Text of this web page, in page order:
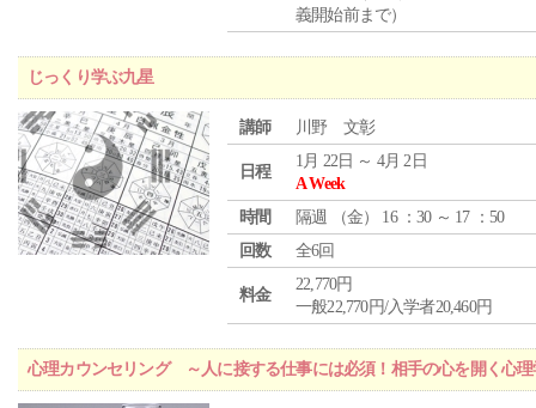
義開始前まで）
じっくり学ぶ九星
講師 川野 文彰
日程
1月 22日 ～ 4月 2日
A Week
時間
隔週 （金） 16 ：30 ～ 17 ：50
回数
全6回
料金
22,770円
一般22,770円/入学者20,460円
心理カウンセリング ～人に接する仕事には必須！相手の心を開く心理